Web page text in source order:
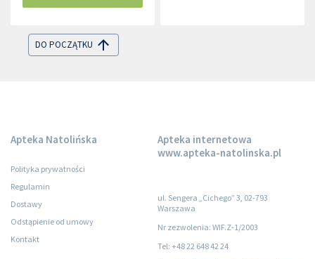
DO POCZĄTKU
Apteka Natolińska
Polityka prywatności
Regulamin
Dostawy
Odstąpienie od umowy
Kontakt
Apteka internetowa
www.apteka-natolinska.pl
ul. Sengera „Cichego” 3, 02-793
Warszawa
Nr zezwolenia: WIF.Z-1/2003
Tel: +48 22 648 42 24